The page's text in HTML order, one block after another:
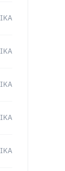
IKA
IKA
IKA
IKA
IKA